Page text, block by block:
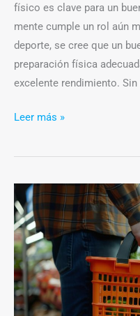
físico es clave para un
mente cumple un rol aún
deporte, se cree que un
preparación física
excelente rendimiento. Sin
Leer más »
canasta
básica
de
alimentos
sin
gluten